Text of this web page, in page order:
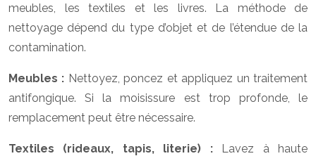
meubles, les textiles et les livres. La méthode de
nettoyage dépend du type d’objet et de l’étendue de la
contamination.
Meubles : Nettoyez, poncez et appliquez un traitement
antifongique. Si la moisissure est trop profonde, le
remplacement peut être nécessaire.
Textiles (rideaux, tapis, literie) : Lavez à haute